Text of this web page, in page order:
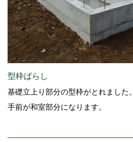
型枠ばらし
基礎立上り部分の型枠がとれました。
手前が和室部分になります。